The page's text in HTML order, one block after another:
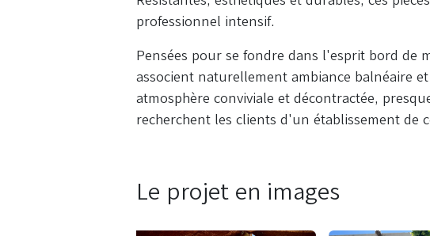
professionnel intensif.
Pensées pour se fondre dans l'esprit bord de
associent naturellement ambiance balnéaire
atmosphère conviviale et décontractée,
recherchent les clients d'un établissement de
Le projet en images